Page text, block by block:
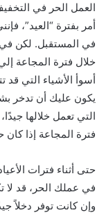
العمل الحر في
أمر بفترة “العيد”،
في المستقبل. لكن
خلال فترة المجاعة
أسوأ الأشياء التي
يكون عليك أن تدخر
التي تعمل خلالها
فترة المجاعة إذا
حتى أثناء فترات
في عملك الحر، قد لا
وإن كانت توفر دخلاً